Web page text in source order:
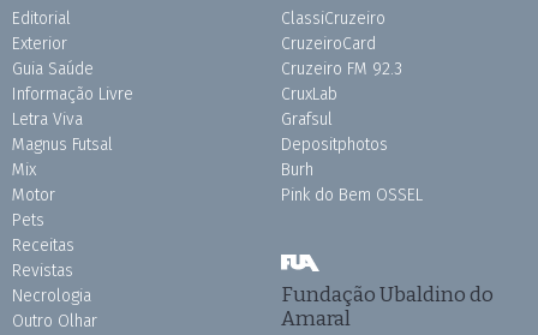
Editorial
Exterior
Guia Saúde
Informação Livre
Letra Viva
Magnus Futsal
Mix
Motor
Pets
Receitas
Revistas
Necrologia
Outro Olhar
ClassiCruzeiro
CruzeiroCard
Cruzeiro FM 92.3
CruxLab
Grafsul
Depositphotos
Burh
Pink do Bem OSSEL
Fundação Ubaldino do
Amaral